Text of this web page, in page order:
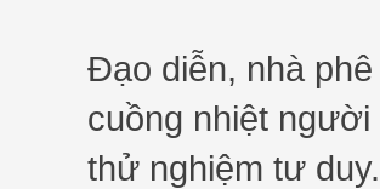
Đạo diễn, nhà
cuồng nhiệt
thử nghiệm tư